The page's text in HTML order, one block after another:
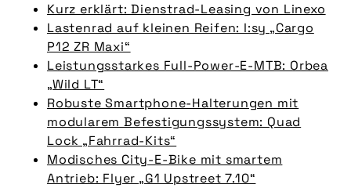
Kurz erklärt: Dienstrad-Leasing von Linexo
Lastenrad auf kleinen Reifen: I:sy „Cargo
P12 ZR Maxi“
Leistungsstarkes Full-Power-E-MTB: Orbea
„Wild LT“
Robuste Smartphone-Halterungen mit
modularem Befestigungssystem: Quad
Lock „Fahrrad-Kits“
Modisches City-E-Bike mit smartem
Antrieb: Flyer „G1 Upstreet 7.10“